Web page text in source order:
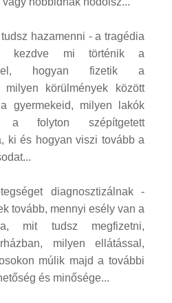
hazamenni - a tragédia
kezdve mi történik a
hogyan fizetik a
milyen körülmények között
gyermekeid, milyen lakók
a folyton szépítgetett
ki és hogyan viszi tovább a
diagnosztizálnak -
tovább, mennyi esély van a
mit tudsz megfizetni,
milyen ellátással,
múlik majd a további
és minősége...